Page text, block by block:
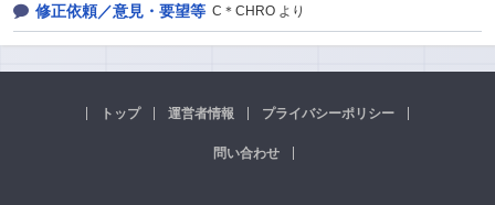
修正依頼／意見・要望等 C＊CHRO より
トップ 運営者情報 プライバシーポリシー
問い合わせ